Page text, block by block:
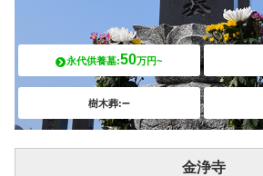
永代供養墓:50万円~
樹木葬:–
金浄寺